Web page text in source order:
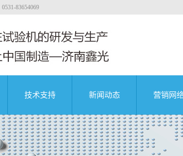
83654069
验机
验机
技术支持 新闻动态
公司新闻
行业新闻
营销网
工程质量 大专院校 著名企业